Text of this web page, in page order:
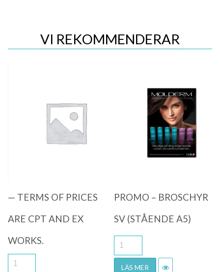
VI REKOMMENDERAR
Quick View
— TERMS OF PRICES
ARE CPT AND EX
WORKS.
Quick View
PROMO – BROSCHYR
SV (STÅENDE A5)
LÄS MER